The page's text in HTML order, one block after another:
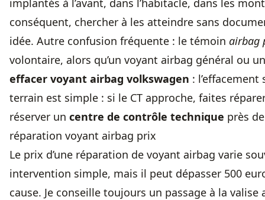
implantés à l’avant, dans l’habitacle, dans les
conséquent, chercher à les atteindre sans
idée. Autre confusion fréquente : le témoin airbag
volontaire, alors qu’un voyant airbag général ou
effacer voyant airbag volkswagen :
terrain est simple : si le CT approche, faites
réserver un centre de contrôle technique près
réparation voyant airbag prix
Le prix d’une réparation de voyant airbag varie
intervention simple, mais il peut dépasser 500
cause. Je conseille toujours un passage à la